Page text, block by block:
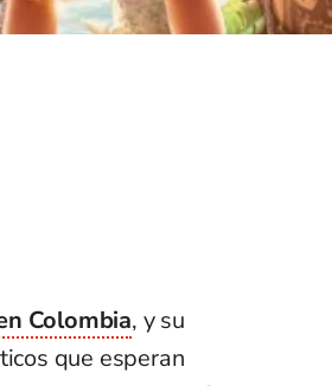
Colombia, y su
que esperan